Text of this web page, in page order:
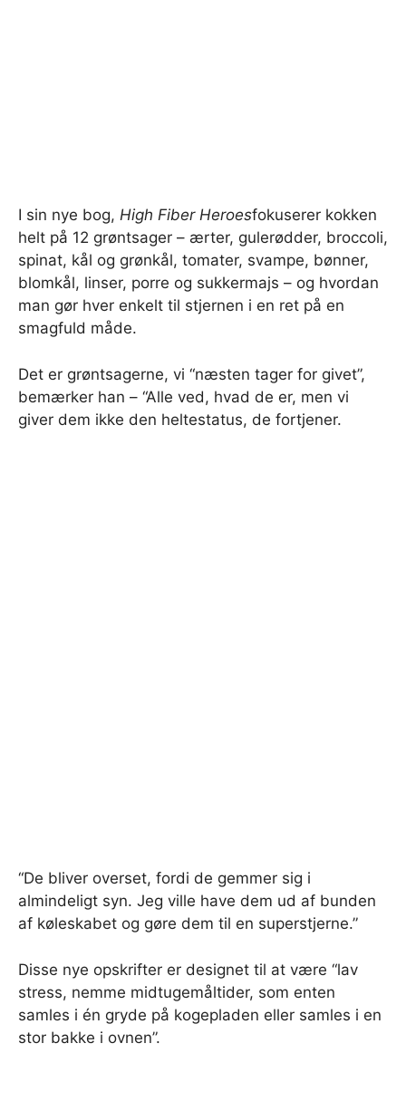
I sin nye bog, High Fiber Heroesfokuserer kokken
helt på 12 grøntsager – ærter, gulerødder, broccoli,
spinat, kål og grønkål, tomater, svampe, bønner,
blomkål, linser, porre og sukkermajs – og hvordan
man gør hver enkelt til stjernen i en ret på en
smagfuld måde.
Det er grøntsagerne, vi “næsten tager for givet”,
bemærker han – “Alle ved, hvad de er, men vi
giver dem ikke den heltestatus, de fortjener.
“De bliver overset, fordi de gemmer sig i
almindeligt syn. Jeg ville have dem ud af bunden
af ​​køleskabet og gøre dem til en superstjerne.”
Disse nye opskrifter er designet til at være “lav
stress, nemme midtugemåltider, som enten
samles i én gryde på kogepladen eller samles i en
stor bakke i ovnen”.